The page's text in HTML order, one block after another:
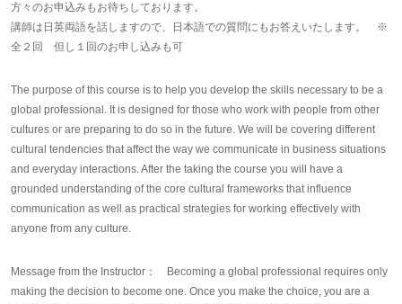
方々のお申込みもお待ちしております。
講師は日英両語を話しますので、日本語での質問にもお答えいたします。 ※
全２回 但し１回のお申し込みも可
The purpose of this course is to help you develop the skills necessary to be a
global professional. It is designed for those who work with people from other
cultures or are preparing to do so in the future. We will be covering different
cultural tendencies that affect the way we communicate in business situations
and everyday interactions. After the taking the course you will have a
grounded understanding of the core cultural frameworks that influence
communication as well as practical strategies for working effectively with
anyone from any culture.
Message from the Instructor：
Becoming a global professional requires only
making the decision to become one. Once you make the choice, you are a